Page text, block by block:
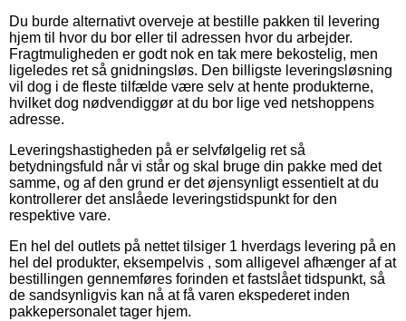
Du burde alternativt overveje at bestille pakken til levering
hjem til hvor du bor eller til adressen hvor du arbejder.
Fragtmuligheden er godt nok en tak mere bekostelig, men
ligeledes ret så gnidningsløs. Den billigste leveringsløsning
vil dog i de fleste tilfælde være selv at hente produkterne,
hvilket dog nødvendiggør at du bor lige ved netshoppens
adresse.
Leveringshastigheden på er selvfølgelig ret så
betydningsfuld når vi står og skal bruge din pakke med det
samme, og af den grund er det øjensynligt essentielt at du
kontrollerer det anslåede leveringstidspunkt for den
respektive vare.
En hel del outlets på nettet tilsiger 1 hverdags levering på en
hel del produkter, eksempelvis , som alligevel afhænger af at
bestillingen gennemføres forinden et fastslået tidspunkt, så
de sandsynligvis kan nå at få varen ekspederet inden
pakkepersonalet tager hjem.